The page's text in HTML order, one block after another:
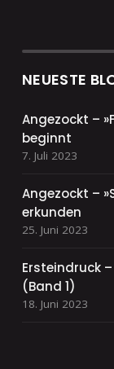
NEUESTE
Angezockt –
beginnt
7. Juli 2023
Angezockt –
erkunden
25. Juni 2023
Ersteindruck
(Band 1)
18. Juni 2023